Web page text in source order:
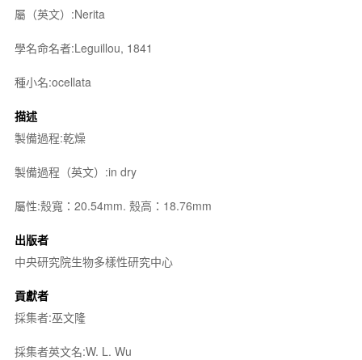
屬（英文）:Nerita
學名命名者:Leguillou, 1841
種小名:ocellata
描述
製備過程:乾燥
製備過程（英文）:in dry
屬性:殼寬：20.54mm. 殼高：18.76mm
出版者
中央研究院生物多樣性研究中心
貢獻者
採集者:巫文隆
採集者英文名:W. L. Wu